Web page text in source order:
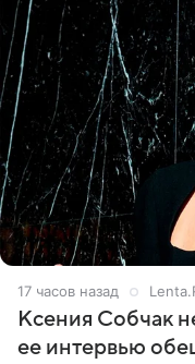
17 часов назад
Ксения Собчак
ее интервью